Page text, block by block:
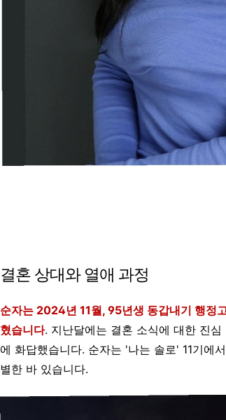
결혼 상대와 열애 과정
순자는 2024년 11월, 95년생 동갑내기 행정
혔습니다. 지난달에는 결혼 소식에 대한 진
에 화답했습니다. 순자는 '나는 솔로' 11기에
별한 바 있습니다.